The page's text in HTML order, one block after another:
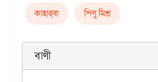
কাহার্‌বা পিলু মিশ্র
বাণী